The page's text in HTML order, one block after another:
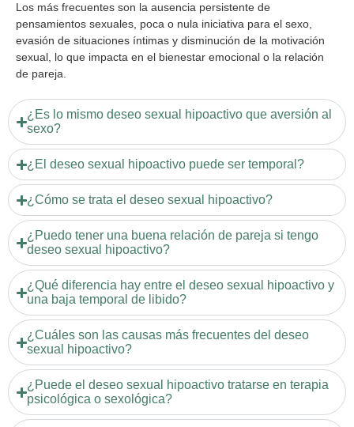
Los más frecuentes son la ausencia persistente de
pensamientos sexuales, poca o nula iniciativa para el sexo,
evasión de situaciones íntimas y disminución de la motivación
sexual, lo que impacta en el bienestar emocional o la relación
de pareja.
¿Es lo mismo deseo sexual hipoactivo que aversión al
sexo?
¿El deseo sexual hipoactivo puede ser temporal?
¿Cómo se trata el deseo sexual hipoactivo?
¿Puedo tener una buena relación de pareja si tengo
deseo sexual hipoactivo?
¿Qué diferencia hay entre el deseo sexual hipoactivo y
una baja temporal de libido?
¿Cuáles son las causas más frecuentes del deseo
sexual hipoactivo?
¿Puede el deseo sexual hipoactivo tratarse en terapia
psicológica o sexológica?